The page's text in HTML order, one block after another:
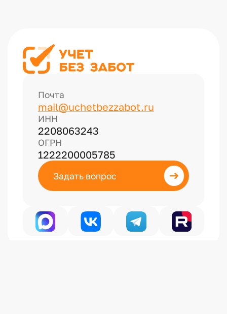
Почта
mail@uchetbezzabot.ru
ИНН
2208063243
ОГРН
1222200005785
Задать вопрос